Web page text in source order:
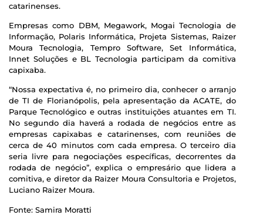
catarinenses.
Empresas como DBM, Megawork, Mogai Tecnologia de
Informação, Polaris Informática, Projeta Sistemas, Raizer
Moura Tecnologia, Tempro Software, Set Informática,
Innet Soluções e BL Tecnologia participam da comitiva
capixaba.
“Nossa expectativa é, no primeiro dia, conhecer o arranjo
de TI de Florianópolis, pela apresentação da ACATE, do
Parque Tecnológico e outras instituições atuantes em TI.
No segundo dia haverá a rodada de negócios entre as
empresas capixabas e catarinenses, com reuniões de
cerca de 40 minutos com cada empresa. O terceiro dia
seria livre para negociações específicas, decorrentes da
rodada de negócio”, explica o empresário que lidera a
comitiva, e diretor da Raizer Moura Consultoria e Projetos,
Luciano Raizer Moura.
Fonte: Samira Moratti